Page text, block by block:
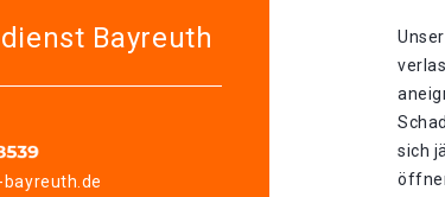
Bayreuth
sich